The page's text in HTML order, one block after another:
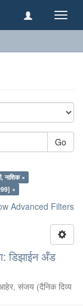
Go
नाशिक ×
×
Advanced Filters
डिझाईन अँड
संजय (दैनिक दिव्य